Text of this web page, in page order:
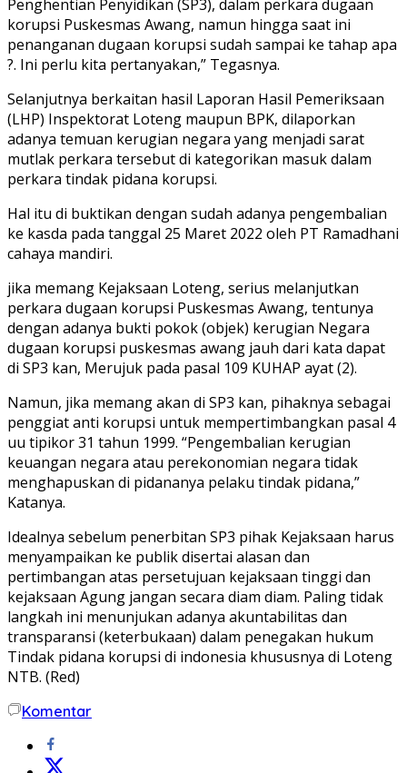
Penghentian Penyidikan (SP3), dalam perkara dugaan
korupsi Puskesmas Awang, namun hingga saat ini
penanganan dugaan korupsi sudah sampai ke tahap apa
?. Ini perlu kita pertanyakan,” Tegasnya.
Selanjutnya berkaitan hasil Laporan Hasil Pemeriksaan
(LHP) Inspektorat Loteng maupun BPK, dilaporkan
adanya temuan kerugian negara yang menjadi sarat
mutlak perkara tersebut di kategorikan masuk dalam
perkara tindak pidana korupsi.
Hal itu di buktikan dengan sudah adanya pengembalian
ke kasda pada tanggal 25 Maret 2022 oleh PT Ramadhani
cahaya mandiri.
jika memang Kejaksaan Loteng, serius melanjutkan
perkara dugaan korupsi Puskesmas Awang, tentunya
dengan adanya bukti pokok (objek) kerugian Negara
dugaan korupsi puskesmas awang jauh dari kata dapat
di SP3 kan, Merujuk pada pasal 109 KUHAP ayat (2).
Namun, jika memang akan di SP3 kan, pihaknya sebagai
penggiat anti korupsi untuk mempertimbangkan pasal 4
uu tipikor 31 tahun 1999. “Pengembalian kerugian
keuangan negara atau perekonomian negara tidak
menghapuskan di pidananya pelaku tindak pidana,”
Katanya.
Idealnya sebelum penerbitan SP3 pihak Kejaksaan harus
menyampaikan ke publik disertai alasan dan
pertimbangan atas persetujuan kejaksaan tinggi dan
kejaksaan Agung jangan secara diam diam. Paling tidak
langkah ini menunjukan adanya akuntabilitas dan
transparansi (keterbukaan) dalam penegakan hukum
Tindak pidana korupsi di indonesia khususnya di Loteng
NTB. (Red)
Komentar